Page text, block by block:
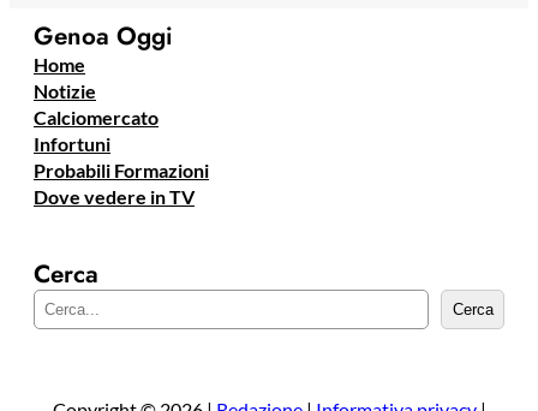
Genoa Oggi
Home
Notizie
Calciomercato
Infortuni
Probabili Formazioni
Dove vedere in TV
Cerca
e
Cerca